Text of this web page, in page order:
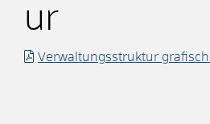
ur
Verwaltungsstruktur grafisch